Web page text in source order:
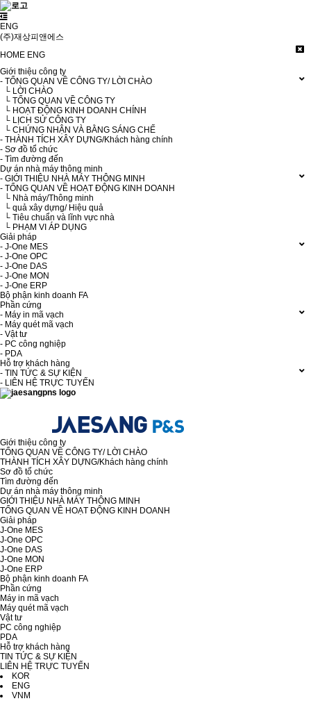
ENG
(주)재상피앤에스
HOME ENG
Giới thiệu công ty
- TỔNG QUAN VỀ CÔNG TY/ LỜI CHÀO
└ LỜI CHÀO
└ TỔNG QUAN VỀ CÔNG TY
└ HOẠT ĐỘNG KINH DOANH CHÍNH
└ LỊCH SỬ CÔNG TY
└ CHỨNG NHẬN VÀ BẰNG SÁNG CHẾ
- THÀNH TÍCH XÂY DỰNG/Khách hàng chính
- Sơ đồ tổ chức
- Tìm đường đến
Dự án nhà máy thông minh
- GIỚI THIỆU NHÀ MÁY THÔNG MINH
- TỔNG QUAN VỀ HOẠT ĐỘNG KINH DOANH
└ Nhà máy/Thông minh
└ quả xây dựng/ Hiệu quả
└ Tiêu chuẩn và lĩnh vực nhà
└ PHẠM VI ÁP DỤNG
Giải pháp
- J-One MES
- J-One OPC
- J-One DAS
- J-One MON
- J-One ERP
Bộ phận kinh doanh FA
Phần cứng
- Máy in mã vạch
- Máy quét mã vạch
- Vật tư
- PC công nghiệp
- PDA
Hỗ trợ khách hàng
- TIN TỨC & SỰ KIỆN
- LIÊN HỆ TRỰC TUYẾN
Giới thiệu công ty
TỔNG QUAN VỀ CÔNG TY/ LỜI CHÀO
THÀNH TÍCH XÂY DỰNG/Khách hàng chính
Sơ đồ tổ chức
Tìm đường đến
Dự án nhà máy thông minh
GIỚI THIỆU NHÀ MÁY THÔNG MINH
TỔNG QUAN VỀ HOẠT ĐỘNG KINH DOANH
Giải pháp
J-One MES
J-One OPC
J-One DAS
J-One MON
J-One ERP
Bộ phận kinh doanh FA
Phần cứng
Máy in mã vạch
Máy quét mã vạch
Vật tư
PC công nghiệp
PDA
Hỗ trợ khách hàng
TIN TỨC & SỰ KIỆN
LIÊN HỆ TRỰC TUYẾN
KOR
ENG
VNM